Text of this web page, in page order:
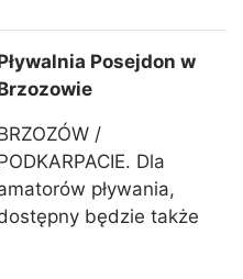
Posejdon w
/
Dla
pływania,
będzie także